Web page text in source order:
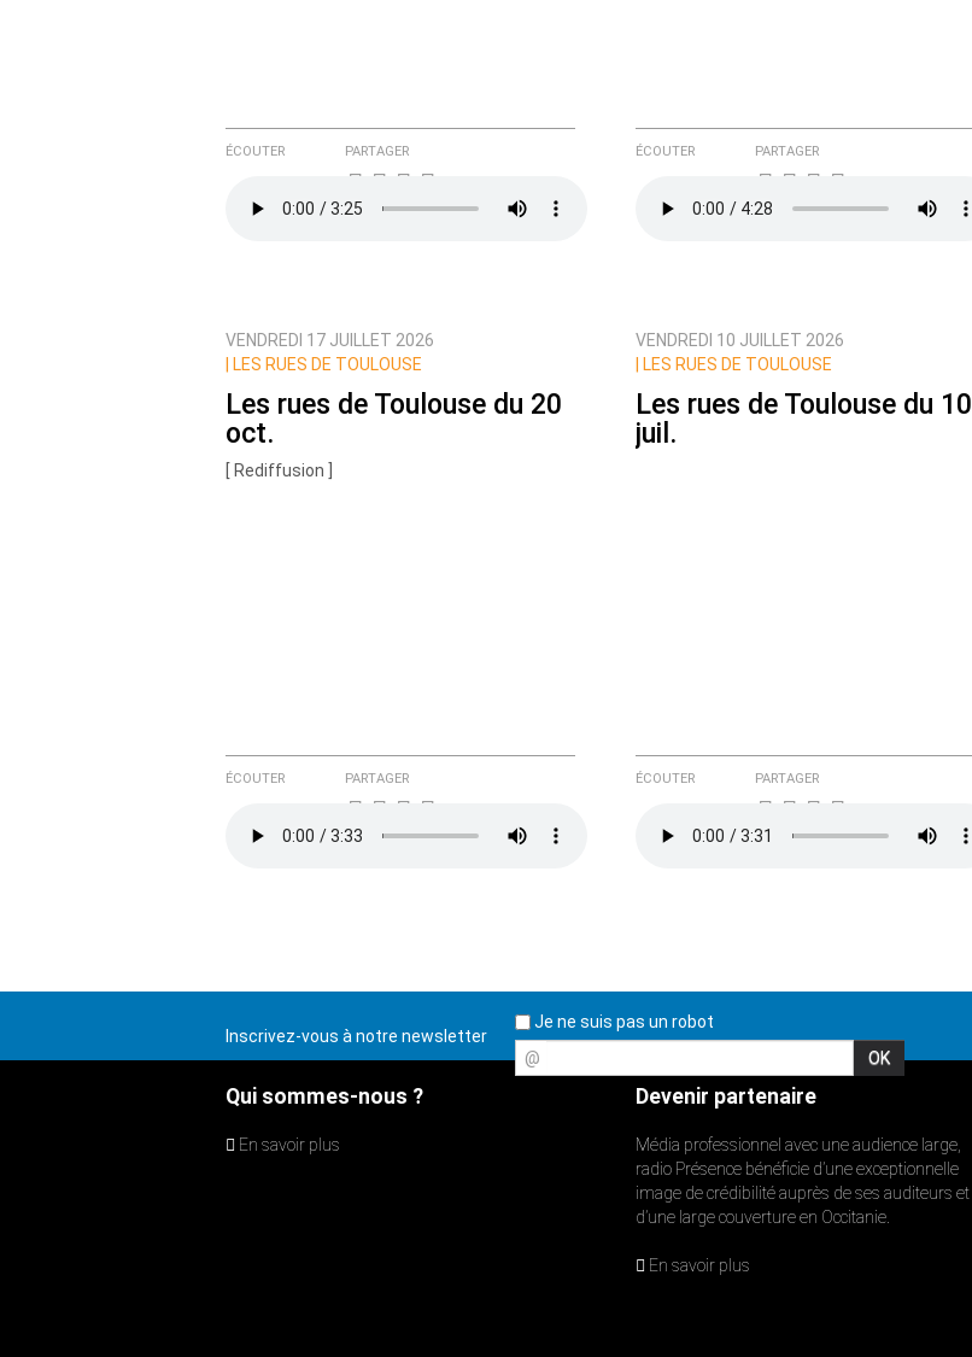
Prévenez-moi de tous les nouveaux commentaires de cette discussion par email
ÉCOUTER PARTAGER ÉCOUTER PARTAGER
VENDREDI 17 JUILLET 2026
LES RUES DE TOULOUSE
Les rues de Toulouse du 20
oct.
[ Rediffusion ]
ÉCOUTER PARTAGER
VENDREDI 10 JUILLET 2026
LES RUES DE TOULOUSE
Les rues de Toulouse du 10
juil.
ÉCOUTER PARTAGER
Inscrivez-vous à notre newsletter
Je ne suis pas un robot
@
Qui sommes-nous ?
En savoir plus
Devenir partenaire
Média professionnel avec une audience large,
radio Présence bénéficie d’une exceptionnelle
image de crédibilité auprès de ses auditeurs et
d’une large couverture en Occitanie.
En savoir plus